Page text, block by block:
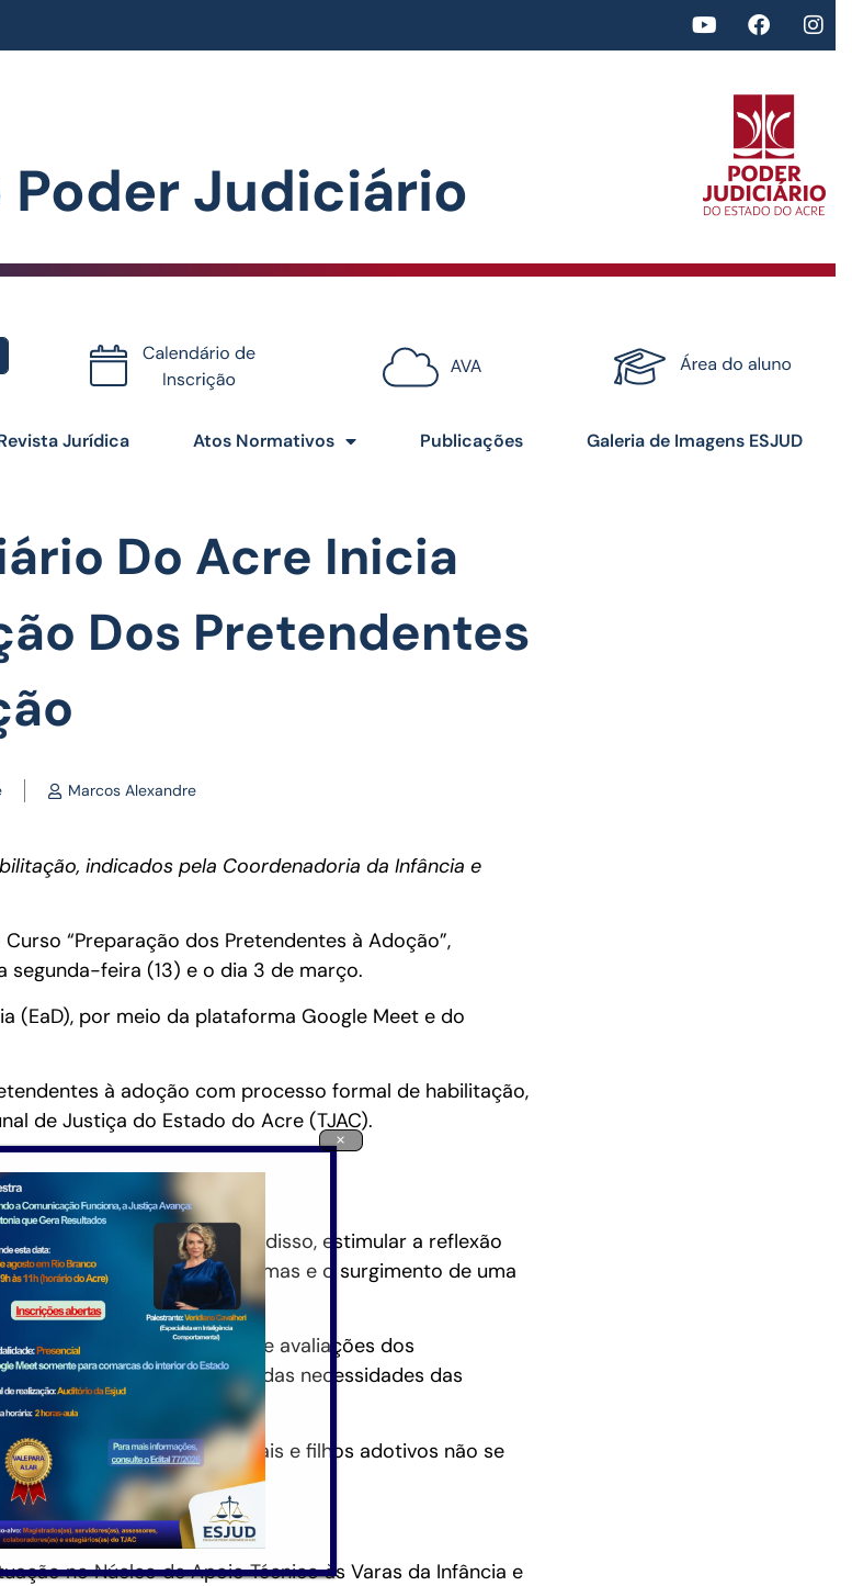
Poder Judiciário​
Certificados <> Certificados
Jurídica Atos Normativos Publicações Galeria de Imagens ESJUD
Do Acre Inicia
Dos Pretendentes
Marcos Alexandre
indicados pela Coordenadoria da Infância e
“Preparação dos Pretendentes à Adoção”,
segunda-feira (13) e o dia 3 de março.
(EaD), por meio da plataforma Google Meet e do
à adoção com processo formal de habilitação,
de Justiça do Estado do Acre (TJAC).
e adotados. Além disso, estimular a reflexão
quebra de antigos paradigmas e o surgimento de uma
que envolvem a adoção e avaliações dos
para adoção e acerca das necessidades das
de apoio, a fim de que pais e filhos adotivos não se
no Núcleo de Apoio Técnico às Varas da Infância e
×